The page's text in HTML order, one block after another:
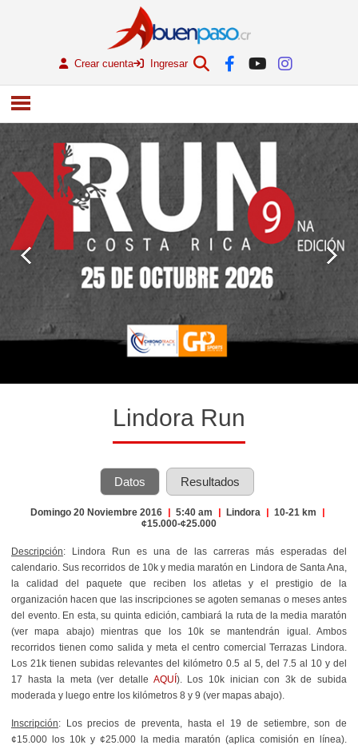
Crear cuenta Ingresar
Lindora Run
Datos Resultados
Domingo 20 Noviembre 2016 | 5:40 am | Lindora | 10-21 km
|
¢15.000-¢25.000
Descripción: Lindora Run es una de las carreras más esperadas del
calendario. Sus recorridos de 10k y media maratón en Lindora de Santa Ana,
la calidad del paquete que reciben los atletas y el prestigio de la
organización hacen que las inscripciones se agoten semanas o meses antes
del evento. En esta, su quinta edición, cambiará la ruta de la media maratón
(ver mapa abajo) mientras que los 10k se mantendrán igual. Ambos
recorridos tienen como salida y meta el centro comercial Terrazas Lindora.
Los 21k tienen subidas relevantes del kilómetro 0.5 al 5, del 7.5 al 10 y del
17 hasta la meta (ver detalle AQUÍ). Los 10k inician con 3k de subida
moderada y luego entre los kilómetros 8 y 9 (ver mapas abajo).
Inscripción: Los precios de preventa, hasta el 19 de setiembre, son de
¢15.000 los 10k y ¢25.000 la media maratón (aplica comisión en línea).